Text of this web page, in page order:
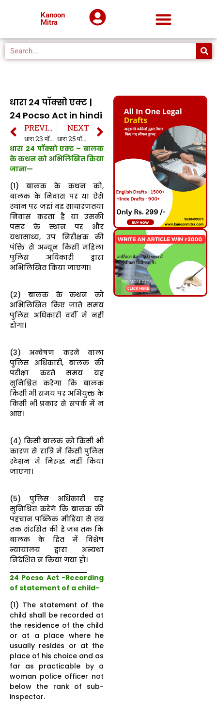
Kanoon
Mitra
धारा 24 पॉक्सो एक्ट |
24 Pocso Act in hindi
PREVIOUS
धारा 23 पॉक्सो एक्ट | 23 Pocso Act in hindi
NEXT
धारा 25 पॉक्सो एक्ट | 25 Pocso Act in hindi
धारा 24 पॉक्सो एक्ट – बालक
के कथन को अभिलिखित किया
जाना—
(1) बालक के कथन को,
बालक के निवास पर या ऐसे
स्थान पर जहां वह साधारणतया
निवास करता है या उसकी
पसंद के स्थान पर और
यथासाध्य, उप निरीक्षक की
पंक्ति से अन्यून किसी महिला
पुलिस अधिकारी द्वारा
अभिलिखित किया जाएगा।
(2) बालक के कथन को
अभिलिखित किए जाते समय
पुलिस अधिकारी वर्दी में नहीं
होगा।
(3) अन्वेषण करने वाला
पुलिस अधिकारी, बालक की
परीक्षा करते समय यह
सुनिश्चित करेगा कि बालक
किसी भी समय पर अभियुक्त के
किसी भी प्रकार से संपर्क में न
आए।
(4) किसी बालक को किसी भी
कारण से रात्रि में किसी पुलिस
स्टेशन में निरूद्ध नहीं किया
जाएगा।
(5) पुलिस अधिकारी यह
सुनिश्चित करेंगे कि बालक की
पहचान पब्लिक मीडिया से तब
तक संरक्षित की है जब तक कि
बालक के हित में विशेष
न्यायालय द्वारा अन्यथा
निदेशित न किया गया हो।
24 Pocso Act -Recording
of statement of a child-
(1) The statement of the
child shall be recorded at
the residence of the child
or at a place where he
usually resides or at the
place of his choice and as
far as practicable by a
woman police officer not
below the rank of sub-
inspector.